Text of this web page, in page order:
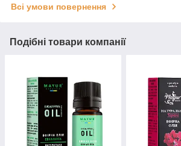
Всі умови повернення
Подібні товари компанії